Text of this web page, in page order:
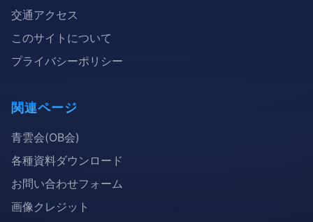
交通アクセス
このサイトについて
プライバシーポリシー
関連ページ
青雲会(OB会)
各種資料ダウンロード
お問い合わせフォーム
画像クレジット